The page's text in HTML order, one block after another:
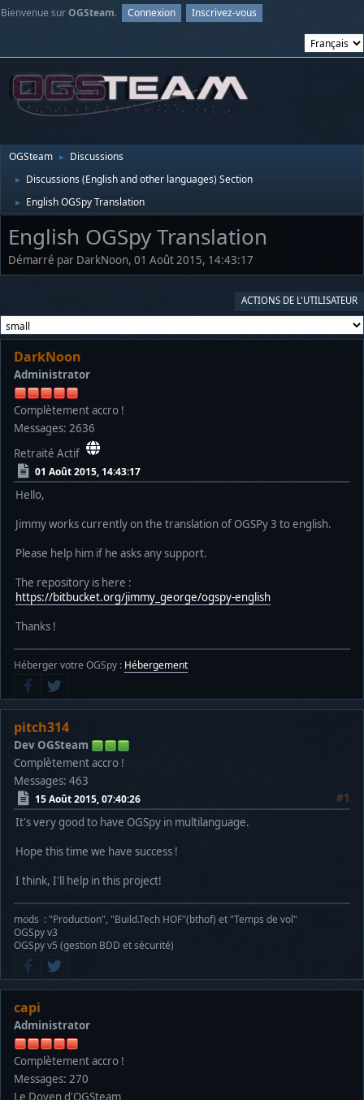
Bienvenue surOGSteam. Connexion Inscrivez-vous
OGSteam ► Discussions
► Discussions (English and other languages) Section
► English OGSpy Translation
English OGSpy Translation
Démarré par DarkNoon, 01 Août 2015, 14:43:17
ACTIONS DE L'UTILISATEUR
DarkNoon
Administrator
Complètement accro !
Messages: 2636
Retraité Actif
01 Août 2015, 14:43:17
Hello,
Jimmy works currently on the translation of OGSPy 3 to english.
Please help him if he asks any support.
The repository is here :
https://bitbucket.org/jimmy_george/ogspy-english
Thanks !
Héberger votre OGSpy : Hébergement
pitch314
Dev OGSteam
Complètement accro !
Messages: 463
15 Août 2015, 07:40:26
#1
It's very good to have OGSpy in multilanguage.
Hope this time we have success !
I think, I'll help in this project!
mods : "Production", "Build.Tech HOF"(bthof) et "Temps de vol"
OGSpy v3
OGSpy v5 (gestion BDD et sécurité)
capi
Administrator
Complètement accro !
Messages: 270
Le Doyen d'OGSteam